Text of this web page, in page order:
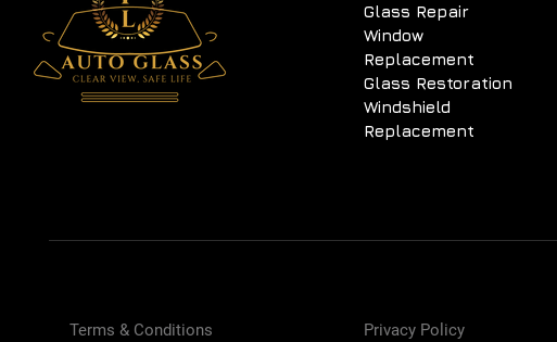
Glass Repair
Window
Replacement
Glass Restoration
Windshield
Replacement
Terms & Conditions Privacy Policy